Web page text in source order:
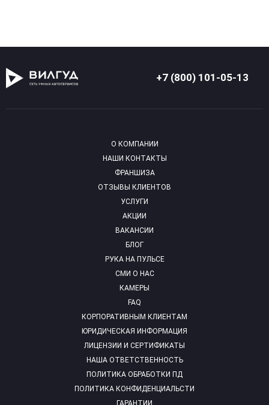
+7 (800) 101-05-13
О КОМПАНИИ
НАШИ КОНТАКТЫ
ФРАНШИЗА
ОТЗЫВЫ КЛИЕНТОВ
УСЛУГИ
АКЦИИ
ВАКАНСИИ
БЛОГ
РУКА НА ПУЛЬСЕ
СМИ О НАС
КАМЕРЫ
FAQ
КОРПОРАТИВНЫМ КЛИЕНТАМ
ЮРИДИЧЕСКАЯ ИНФОРМАЦИЯ
ЛИЦЕНЗИИ И СЕРТИФИКАТЫ
НАША ОТВЕТСТВЕННОСТЬ
ПОЛИТИКА ОБРАБОТКИ ПД
ПОЛИТИКА КОНФИДЕНЦИАЛЬСТИ